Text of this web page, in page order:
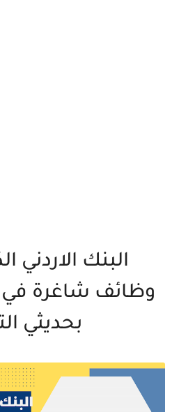
البنك الاردني
وظائف شاغرة في
بحديثي